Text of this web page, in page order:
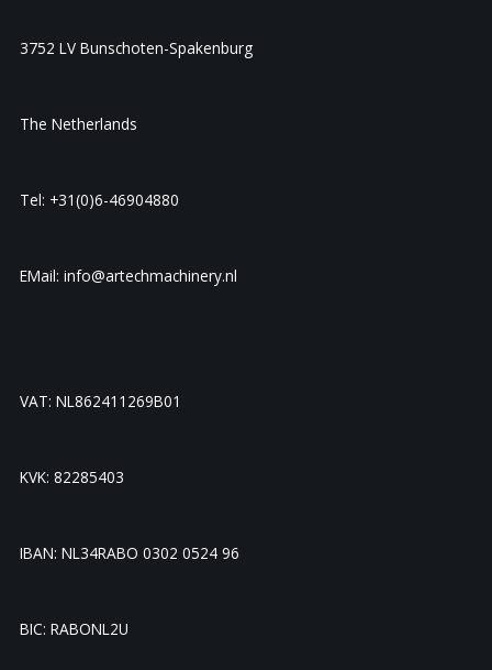
3752 LV Bunschoten-Spakenburg
The Netherlands
Tel: +31(0)6-46904880
EMail: info@artechmachinery.nl
VAT: NL862411269B01
KVK: 82285403
IBAN: NL34RABO 0302 0524 96
BIC: RABONL2U